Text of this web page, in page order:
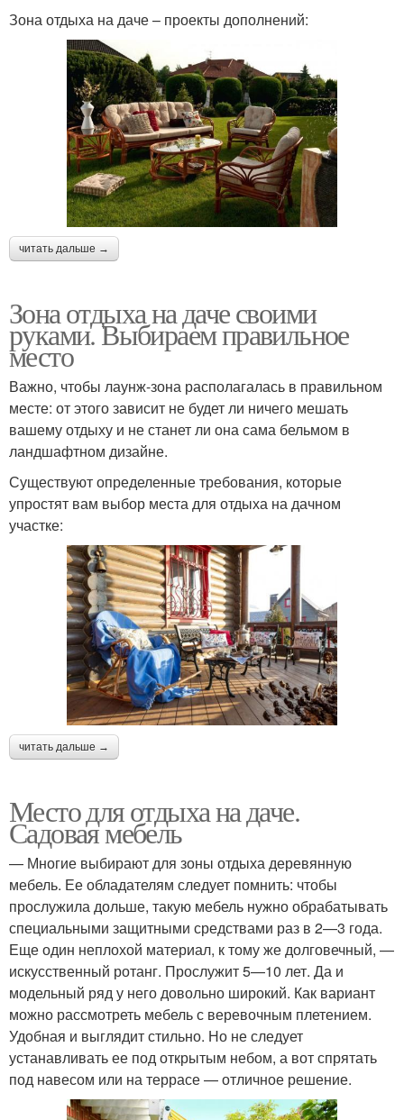
Зона отдыха на даче – проекты дополнений:
читать дальше →
Зона отдыха на даче своими
руками. Выбираем правильное
место
Важно, чтобы лаунж-зона располагалась в правильном
месте: от этого зависит не будет ли ничего мешать
вашему отдыху и не станет ли она сама бельмом в
ландшафтном дизайне.
Существуют определенные требования, которые
упростят вам выбор места для отдыха на дачном
участке:
читать дальше →
Место для отдыха на даче.
Садовая мебель
— Многие выбирают для зоны отдыха деревянную
мебель. Ее обладателям следует помнить: чтобы
прослужила дольше, такую мебель нужно обрабатывать
специальными защитными средствами раз в 2—3 года.
Еще один неплохой материал, к тому же долговечный, —
искусственный ротанг. Прослужит 5—10 лет. Да и
модельный ряд у него довольно широкий. Как вариант
можно рассмотреть мебель с веревочным плетением.
Удобная и выглядит стильно. Но не следует
устанавливать ее под открытым небом, а вот спрятать
под навесом или на террасе — отличное решение.